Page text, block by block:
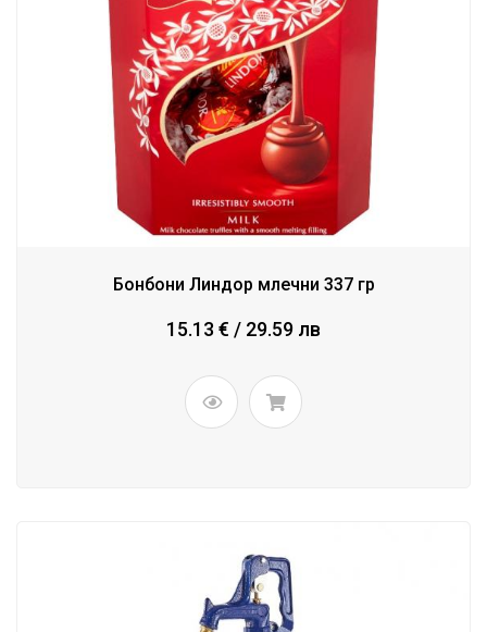
Бонбони Линдор млечни 337 гр
15.13 € / 29.59 лв